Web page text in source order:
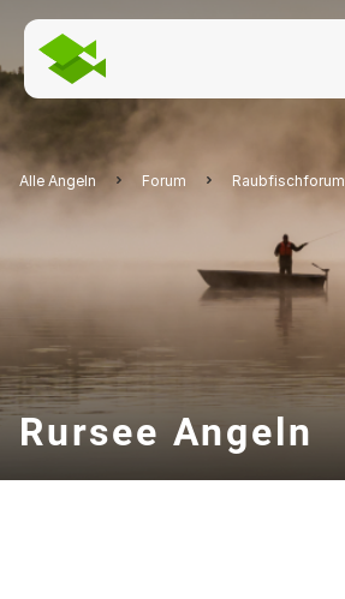
Alle Angeln Forum Raubfischforum
Rursee Angeln